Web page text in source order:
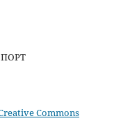
Commons